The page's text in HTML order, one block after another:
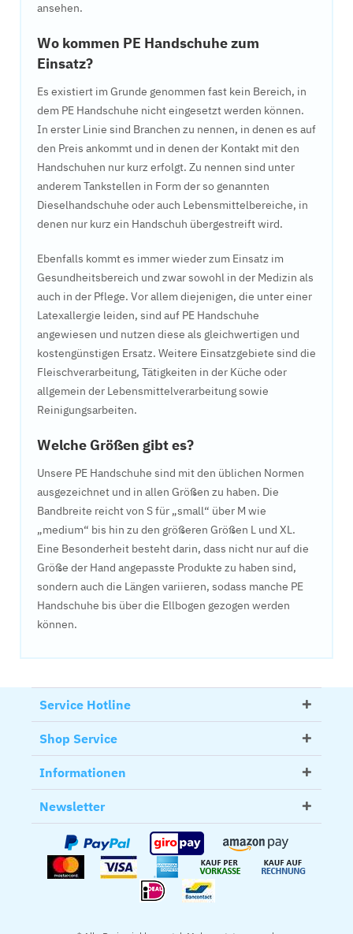
ansehen.
Wo kommen PE Handschuhe zum
Einsatz?
Es existiert im Grunde genommen fast kein Bereich, in
dem PE Handschuhe nicht eingesetzt werden können.
In erster Linie sind Branchen zu nennen, in denen es auf
den Preis ankommt und in denen der Kontakt mit den
Handschuhen nur kurz erfolgt. Zu nennen sind unter
anderem Tankstellen in Form der so genannten
Dieselhandschuhe oder auch Lebensmittelbereiche, in
denen nur kurz ein Handschuh übergestreift wird.
Ebenfalls kommt es immer wieder zum Einsatz im
Gesundheitsbereich und zwar sowohl in der Medizin als
auch in der Pflege. Vor allem diejenigen, die unter einer
Latexallergie leiden, sind auf PE Handschuhe
angewiesen und nutzen diese als gleichwertigen und
kostengünstigen Ersatz. Weitere Einsatzgebiete sind die
Fleischverarbeitung, Tätigkeiten in der Küche oder
allgemein der Lebensmittelverarbeitung sowie
Reinigungsarbeiten.
Welche Größen gibt es?
Unsere PE Handschuhe sind mit den üblichen Normen
ausgezeichnet und in allen Größen zu haben. Die
Bandbreite reicht von S für „small“ über M wie
„medium“ bis hin zu den größeren Größen L und XL.
Eine Besonderheit besteht darin, dass nicht nur auf die
Größe der Hand angepasste Produkte zu haben sind,
sondern auch die Längen variieren, sodass manche PE
Handschuhe bis über die Ellbogen gezogen werden
können.
Service Hotline
Shop Service
Informationen
Newsletter